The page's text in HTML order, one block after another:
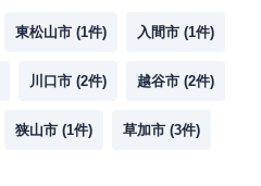
東松山市 (1件) 入間市 (1件)
川口市 (2件) 越谷市 (2件)
狭山市 (1件) 草加市 (3件)